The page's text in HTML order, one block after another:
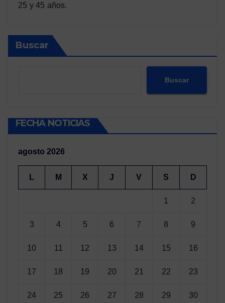
25 y 45 años.
Buscar
Buscar
FECHA NOTICIAS
agosto 2026
L M X J V S D
1 2
3 4 5 6 7 8 9
10 11 12 13 14 15 16
17 18 19 20 21 22 23
24 25 26 27 28 29 30